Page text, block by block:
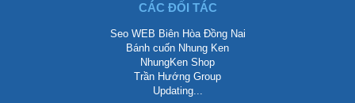
CÁC ĐỐI TÁC
Seo WEB Biên Hòa Đồng Nai
Bánh cuốn Nhung Ken
NhungKen Shop
Trần Hướng Group
Updating...